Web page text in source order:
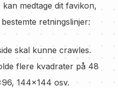
medtage dit favikon,
retningslinjer:
skal kunne crawles.
flere kvadrater på 48
144×144 osv.